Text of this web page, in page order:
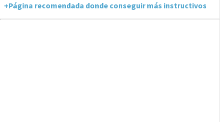
+Página recomendada donde conseguir más instructivos